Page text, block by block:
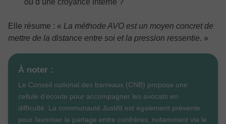
ou d’une croyance interne ?
Elle résume : « La méthode AVO est un moyen concret de
mettre de la distance entre soi et la pression ressentie. »
À noter :
Le Conseil national des barreaux (CNB) propose une
cellule d’écoute pour accompagner les avocats en
difficulté. La communauté Justifit est également présente
pour favoriser le partage entre confrères, notamment via le